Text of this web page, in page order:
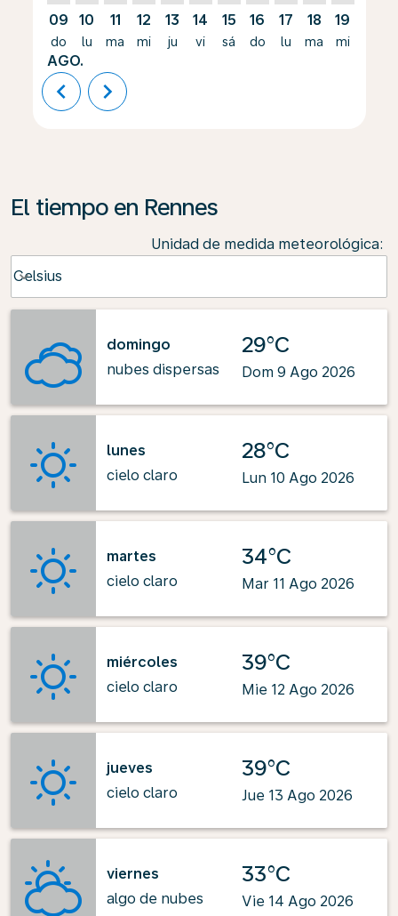
09
do
AGO.
10
lu
11
ma
12
mi
13
ju
14
vi
15
sá
16
do
17
lu
18
ma
19
mi
chevron_left chevron_right
El tiempo en Rennes
Unidad de medida meteorológica:
Celsius
keyboard_arrow_down
domingo
nubes dispersas
29°C
Dom 9 Ago 2026
lunes
cielo claro
28°C
Lun 10 Ago 2026
martes
cielo claro
34°C
Mar 11 Ago 2026
miércoles
cielo claro
39°C
Mie 12 Ago 2026
jueves
cielo claro
39°C
Jue 13 Ago 2026
viernes
algo de nubes
33°C
Vie 14 Ago 2026